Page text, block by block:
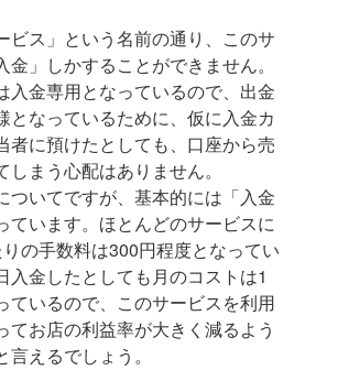
ビス」という名前の通り、このサ
金」しかすることができません。
入金専用となっているので、出金
となっているために、仮に入金カ
者に預けたとしても、口座から売
まう心配はありません。
ついてですが、基本的には「入金
ています。ほとんどのサービスに
の手数料は300円程度となってい
入金したとしても月のコストは1
ているので、このサービスを利用
てお店の利益率が大きく減るよう
えるでしょう。